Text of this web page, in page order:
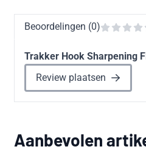
Beoordelingen (0)
Trakker Hook Sharpening
Review plaatsen
Aanbevolen